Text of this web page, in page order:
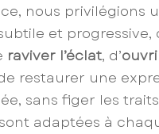
nous privilégions
et progressive,
raviver l’éclat, d’
restaurer une
sans figer les
adaptées à